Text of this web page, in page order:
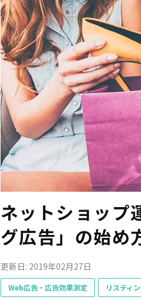
ネットショッ
グ広告」の始め
更新日: 2019年02月27日
Web広告・広告効果測定 リスティ